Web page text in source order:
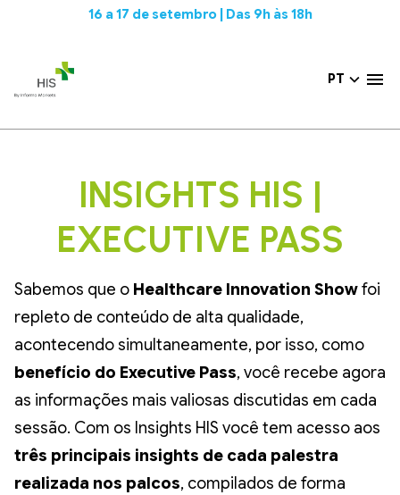
16 a 17 de setembro | Das 9h às 18h
PT
INSIGHTS HIS |
EXECUTIVE PASS
Sabemos que o Healthcare Innovation Showfoi
repleto de conteúdo de alta qualidade,
acontecendo simultaneamente, por isso, como
benefício do Executive Pass, você recebe agora
as informações mais valiosas discutidas em cada
sessão. Com os Insights HIS você tem acesso aos
três principais insights de cada palestra
realizada nos palcos, compilados de forma